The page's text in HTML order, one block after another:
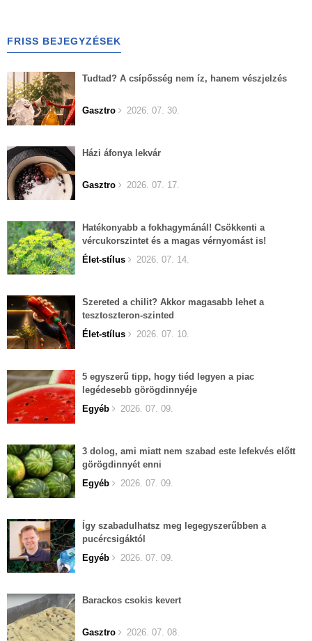
FRISS BEJEGYZÉSEK
Tudtad? A csípősség nem íz, hanem vészjelzés
Gasztro 2026. 07. 30.
Házi áfonya lekvár
Gasztro 2026. 07. 17.
Hatékonyabb a fokhagymánál! Csökkenti a
vércukorszintet és a magas vérnyomást is!
Élet-stílus
2026. 07. 14.
Szereted a chilit? Akkor magasabb lehet a
tesztoszteron-szinted
Élet-stílus
2026. 07. 10.
5 egyszerű tipp, hogy tiéd legyen a piac
legédesebb görögdinnyéje
Egyéb
2026. 07. 09.
3 dolog, ami miatt nem szabad este lefekvés előtt
görögdinnyét enni
Egyéb
2026. 07. 09.
Így szabadulhatsz meg legegyszerűbben a
pucércsigáktól
Egyéb
2026. 07. 09.
Barackos csokis kevert
Gasztro 2026. 07. 08.